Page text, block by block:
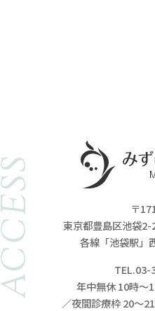
〒
東京都豊島区池袋
各線「池袋駅」
TEL.03-
年中無休 10時～
／夜間診療枠 20～